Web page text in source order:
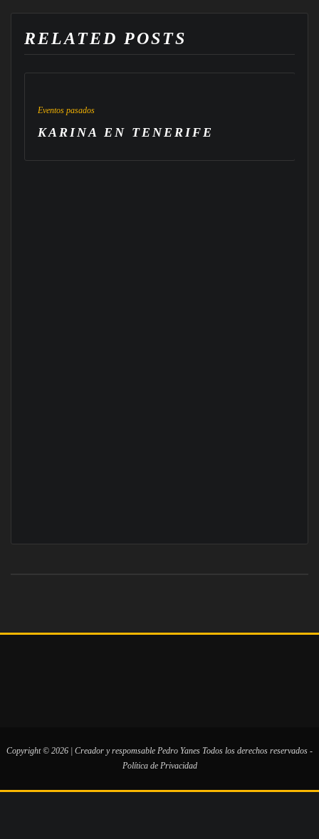
RELATED POSTS
Eventos pasados
KARINA EN TENERIFE
Copyright © 2026 | Creador y respomsable Pedro Yanes Todos los derechos reservados -
Política de Privacidad